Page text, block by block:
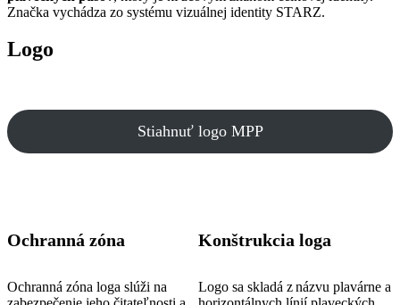
Značka vychádza zo systému vizuálnej identity STARZ.
Logo
Stiahnuť logo MPP
Ochranná zóna
Ochranná zóna loga slúži na
Konštrukcia loga
Logo sa skladá z názvu plavárne a